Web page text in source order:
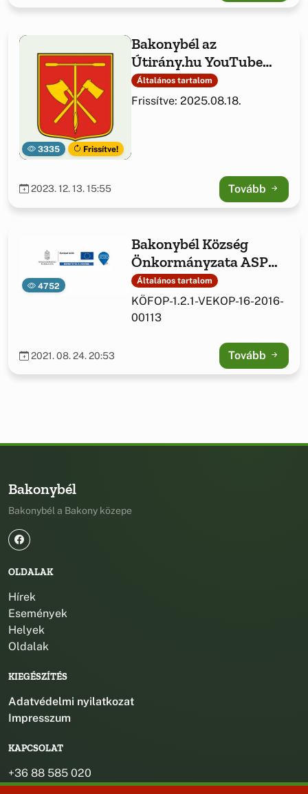
3335 Frissítve!
Bakonybél az
Útirány.hu YouTube
csatornán
Általános tartalom
Frissítve: 2025.08.18.
2023. 12. 13. 15:55 Tovább
4752
Bakonybél Község
Önkormányzata ASP
központhoz való
csatlakozása
Általános tartalom
KÖFOP-1.2.1-VEKOP-16-2016-
00113
2021. 08. 24. 20:53 Tovább
Bakonybél
Bakonybél a Bakony közepe
OLDALAK
Hírek
Események
Helyek
Oldalak
KIEGÉSZÍTÉS
Adatvédelmi nyilatkozat
Impresszum
KAPCSOLAT
+36 88 585 020
+36 30 442 8024